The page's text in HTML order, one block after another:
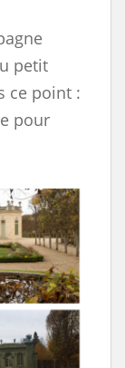
petit
ce point :
pour